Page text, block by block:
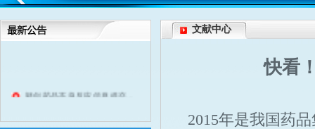
文献中心
快看
2015年是我国药